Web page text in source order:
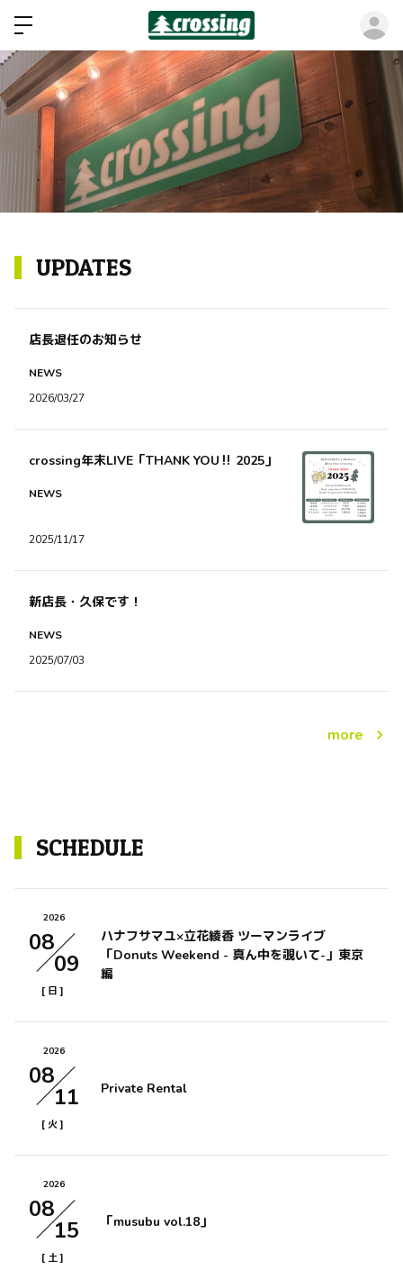
UPDATES
店長退任のお知らせ
NEWS
2026/03/27
crossing年末LIVE「THANK YOU‼︎ 2025」
NEWS
2025/11/17
新店長・久保です！
NEWS
2025/07/03
more
SCHEDULE
2026
08
09
[ 日]
ハナフサマユ×立花綾香 ツーマンライブ
「Donuts Weekend - 真ん中を覗いて-」東京
編
2026
08
11
[ 火]
Private Rental
2026
08
15
[ 土]
「musubu vol.18」